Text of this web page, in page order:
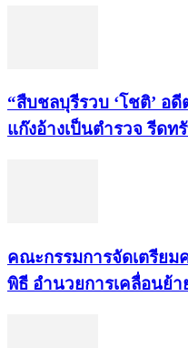
“สืบชลบุรีรวบ ‘โชติ’ อ
แก๊งอ้างเป็นตำรวจ รีดท
คณะกรรมการจัดเตรียม
พิธี อำนวยการเคลื่อนย้